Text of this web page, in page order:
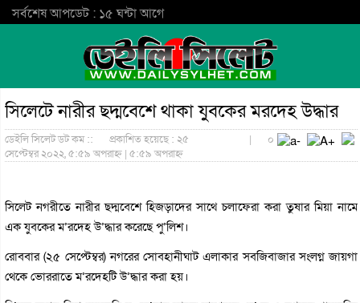
সর্বশেষ আপডেট : ১৫ ঘন্টা আগে
সিলেটে নারীর ছদ্মবেশে থাকা যুবকের মরদেহ উদ্ধার
ডেইলি সিলেট ডট কম ::
প্রকাশিত হয়েছে : ২৫
সেপ্টেম্বর ২০২২, ৫:৫৯ অপরাহ্ন | ৫:৫৯ অপরাহ্ন
| ০
সিলেট নগরীতে নারীর ছদ্মবেশে হিজড়াদের সাথে চলাফেরা করা তুষার মিয়া নামে
এক যুবকের ম’রদেহ উ’দ্ধার করেছে পু’লিশ।
রোববার (২৫ সেপ্টেম্বর) নগরের সোবহানীঘাট এলাকার সবজিবাজার সংলগ্ন জায়গা
থেকে ভোররাতে ম’রদেহটি উ’দ্ধার করা হয়।